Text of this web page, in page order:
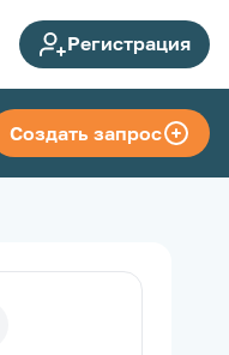
Регистрация
Создать запрос